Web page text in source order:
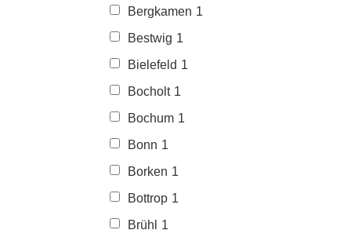
Bergkamen 1
Bestwig 1
Bielefeld 1
Bocholt 1
Bochum 1
Bonn 1
Borken 1
Bottrop 1
Brühl
1